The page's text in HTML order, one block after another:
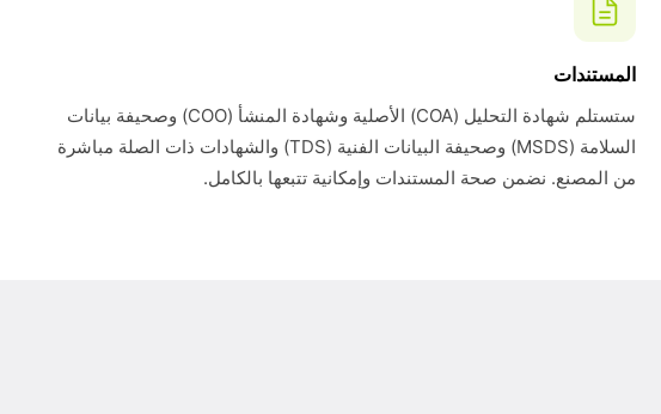
المستندات
ستستلم شهادة التحليل (COA) الأصلية وشهادة المنشأ (COO) وصحيفة بيانات
السلامة (MSDS) وصحيفة البيانات الفنية (TDS) والشهادات ذات الصلة مباشرة
من المصنع. نضمن صحة المستندات وإمكانية تتبعها بالكامل.